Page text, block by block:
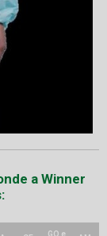
a Winner
GO e